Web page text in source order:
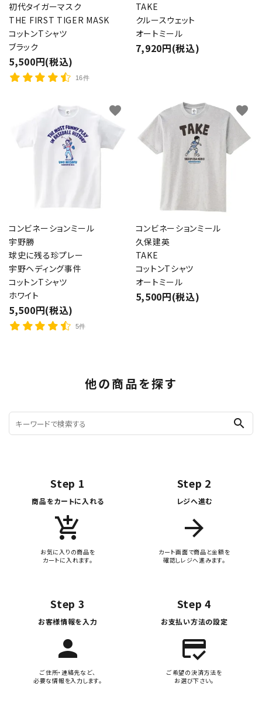
初代タイガーマスク
THE FIRST TIGER MASK
コットンTシャツ
ブラック
5,500円(税込)
16件
TAKE
クルースウェット
オートミール
7,920円(税込)
コンビネーションミール
宇野勝
球史に残る珍プレー
宇野ヘディング事件
コットンTシャツ
ホワイト
5,500円(税込)
5件
favorite
コンビネーションミール
久保建英
TAKE
コットンTシャツ
オートミール
5,500円(税込)
favorite
他の商品を探す
search
Step 1
商品をカートに入れる
add_shopping_cart
お気に入りの商品を
カートに入れます。
Step 2
レジへ進む
arrow_forward
カート画面で商品と金額を
確認しレジへ進みます。
Step 3
お客様情報を入力
person
ご住所・連絡先など、
必要な情報を入力します。
Step 4
お支払い方法の設定
credit_score
ご希望の決済方法を
お選び下さい。